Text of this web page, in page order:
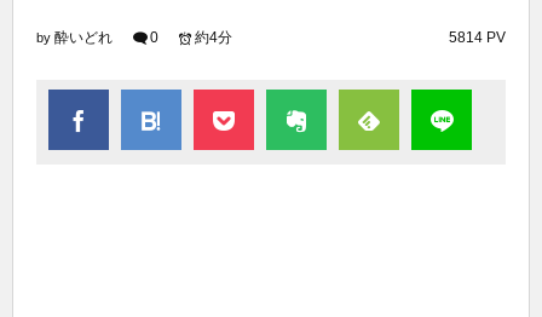
by 酔いどれ 0 5814 PV
約4分